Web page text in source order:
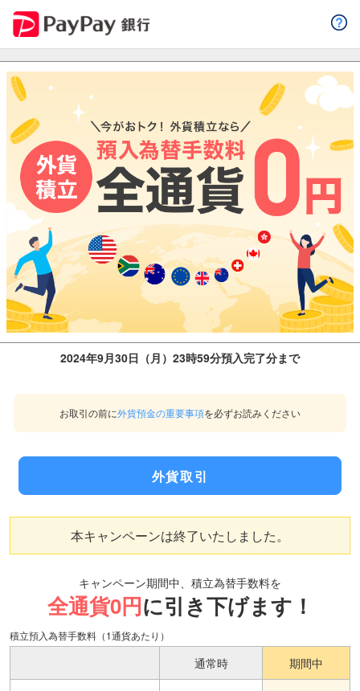
2024年9月30日（月）23時59分預入完了分まで
お取引の前に外貨預金の重要事項を必ずお読みください
外貨取引
本キャンペーンは終了いたしました。
キャンペーン期間中、積立為替手数料を
全通貨0円に引き下げます！
積立預入為替手数料（1通貨あたり）
通常時 期間中